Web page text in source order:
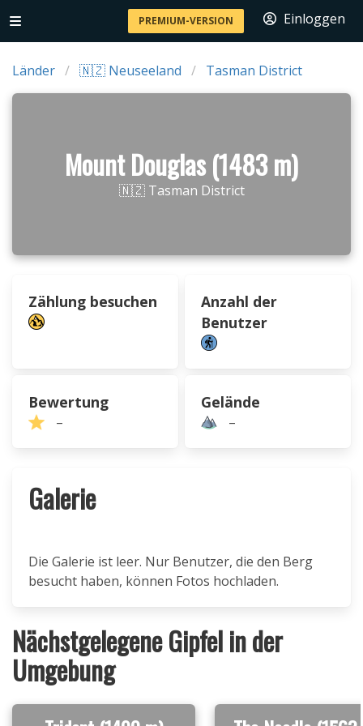
PREMIUM-VERSION Einloggen
Länder 🇳🇿 Neuseeland Tasman District
Mount Douglas (1483 m)
🇳🇿 Tasman District
Zählung besuchen
Anzahl der
Benutzer
Bewertung
–
Gelände
–
Galerie
Die Galerie ist leer. Nur Benutzer, die den Berg
besucht haben, können Fotos hochladen.
Nächstgelegene Gipfel in der
Umgebung